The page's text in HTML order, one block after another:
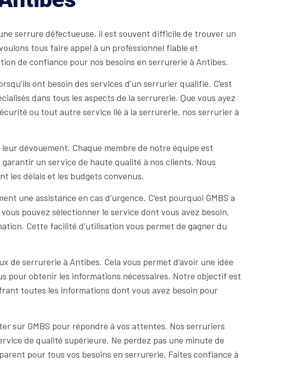
serrure défectueuse, il est souvent difficile de trouver un
tous faire appel à un professionnel fiable et
de confiance pour nos besoins en serrurerie à Antibes.
ont besoin des services d’un serrurier qualifié. C’est
dans tous les aspects de la serrurerie. Que vous ayez
ou tout autre service lié à la serrurerie, nos serrurier à
dévouement. Chaque membre de notre équipe est
un service de haute qualité à nos clients. Nous
les délais et les budgets convenus.
une assistance en cas d’urgence. C’est pourquoi GMBS a
pouvez sélectionner le service dont vous avez besoin,
Cette facilité d’utilisation vous permet de gagner du
de serrurerie à Antibes. Cela vous permet d’avoir une idée
pour obtenir les informations nécessaires. Notre objectif est
toutes les informations dont vous avez besoin pour
sur GMBS pour répondre à vos attentes. Nos serruriers
de qualité supérieure. Ne perdez pas une minute de
pour tous vos besoins en serrurerie. Faites confiance à